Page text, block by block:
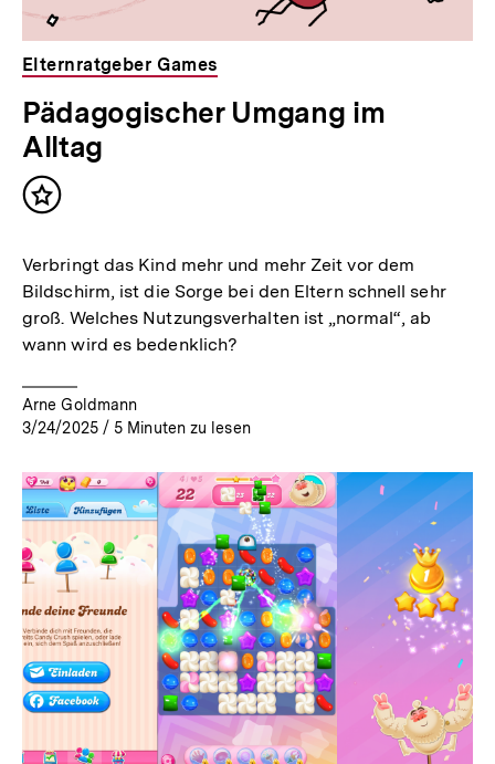
Elternratgeber Games
Pädagogischer Umgang im
Alltag
Inhalt
Verbringt das Kind mehr und mehr Zeit vor dem
Bildschirm, ist die Sorge bei den Eltern schnell sehr
groß. Welches Nutzungsverhalten ist „normal“, ab
wann wird es bedenklich?
Arne Goldmann
3/24/2025 / 5 Minuten zu lesen